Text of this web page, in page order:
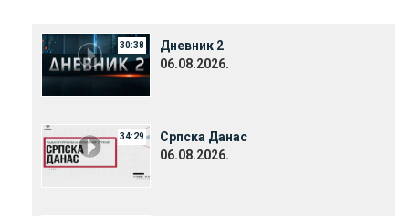
30:38
Дневник 2
06.08.2026.
34:29
Српска Данас
06.08.2026.